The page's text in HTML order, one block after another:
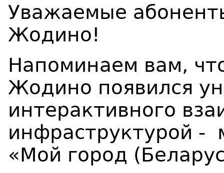
Уважаемые
Жодино!
Напоминаем вам,
Жодино появился
интерактивного
инфраструктурой -
«Мой город